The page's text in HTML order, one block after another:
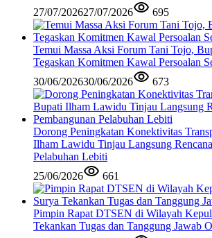
27/07/202627/07/2026 695
Temui Massa Aksi Forum Tani Tojo,
Tegaskan Komitmen Kawal Persoalan
30/06/202630/06/2026 673
Dorong Peningkatan Konektivitas
Ilham Lawidu Tinjau Langsung
Pelabuhan Lebiti
25/06/2026
661
Pimpin Rapat DTSEN di Wilayah
Tekankan Tugas dan Tanggung Jawab